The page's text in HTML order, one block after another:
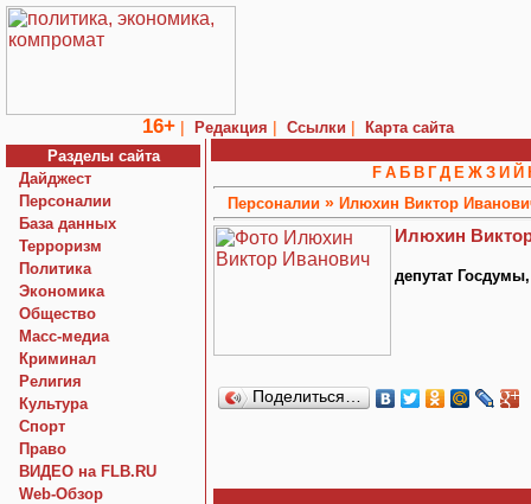
16+ | Редакция | Ссылки |
Карта сайта
Разделы сайта
Дайджест
Персоналии
База данных
Терроризм
Политика
Экономика
Общество
Macc-медиа
Криминал
Религия
Культура
Спорт
Право
ВИДЕО на FLB.RU
Web-Обзор
F А Б В Г Д Е Ж З И Й
Персоналии » Илюхин Виктор
Илюхин
депутат
Поделиться…